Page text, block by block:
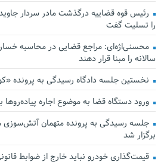
رئیس قوه قضاییه درگذشت مادر سردار
را تسلیت گفت
محسنی‌اژه‌ای: مراجع قضایی در محاسبه
سالانه را مبنا قرار دهند
نخستین جلسه دادگاه رسیدگی به پرونده
ورود دستگاه قضا به موضوع اجاره
جلسه رسیدگی به پرونده متهمان
برگزار شد
قیمت‌گذاری خودرو نباید خارج از ضوابط